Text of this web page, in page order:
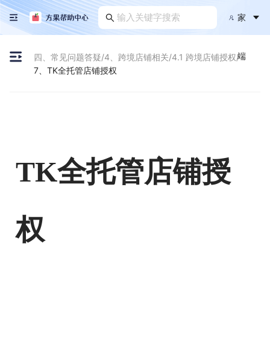
家
端
四、常见问题答疑/4、跨境店铺相关/4.1 跨境店铺授权/
7、TK全托管店铺授权
TK全托管店铺授
权